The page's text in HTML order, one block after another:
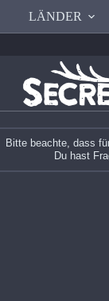
LÄNDER
Bitte beachte, dass
Du hast